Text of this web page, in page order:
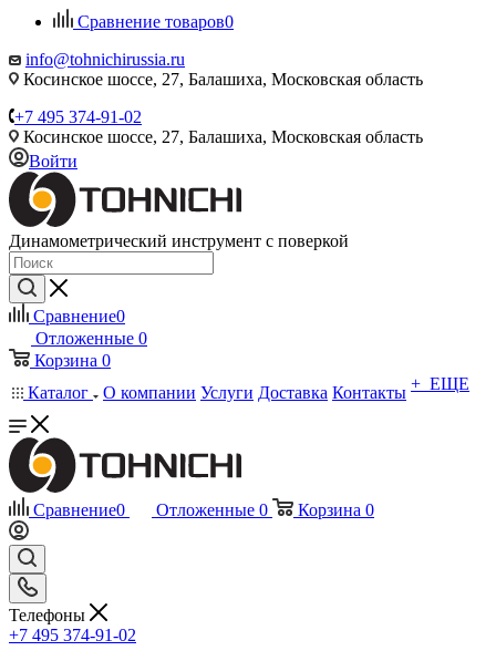
Сравнение товаров0
info@tohnichirussia.ru
Косинское шоссе, 27, Балашиха, Московская область
+7 495 374-91-02
Косинское шоссе, 27, Балашиха, Московская область
Войти
Динамометрический инструмент с поверкой
Сравнение0
Отложенные 0
Корзина 0
Каталог
О компании Услуги Доставка Контакты + ЕЩЕ
Сравнение0 Отложенные 0 Корзина 0
Телефоны
+7 495 374-91-02